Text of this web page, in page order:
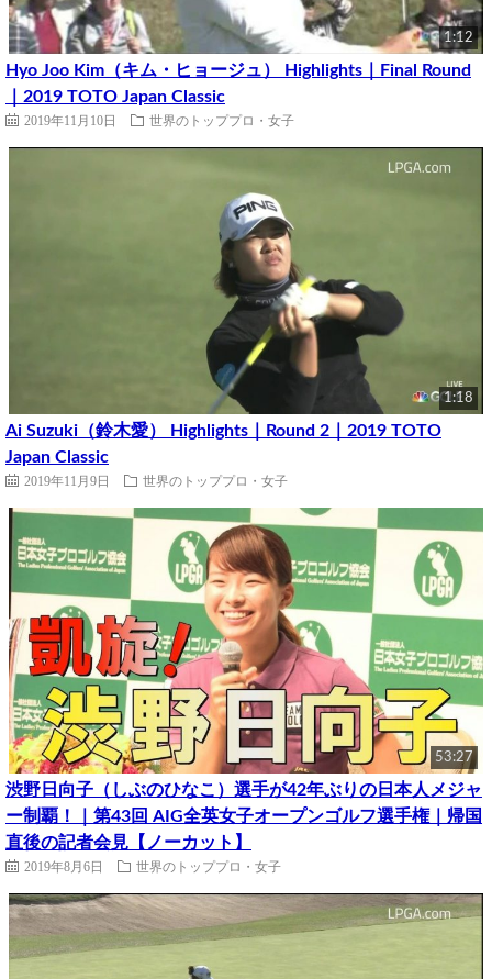
1:12
Hyo Joo Kim（キム・ヒョージュ） Highlights｜Final Round
｜2019 TOTO Japan Classic
2019年11月10日 世界のトッププロ・女子
1:18
Ai Suzuki（鈴木愛） Highlights｜Round 2｜2019 TOTO
Japan Classic
2019年11月9日 世界のトッププロ・女子
53:27
渋野日向子（しぶのひなこ）選手が42年ぶりの日本人メジャ
ー制覇！｜第43回 AIG全英女子オープンゴルフ選手権｜帰国
直後の記者会見【ノーカット】
2019年8月6日 世界のトッププロ・女子